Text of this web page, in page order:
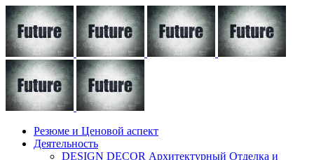
Резюме и Ценовой аспект
Деятельность
DESIGN DECOR Архитектурный Отделка и